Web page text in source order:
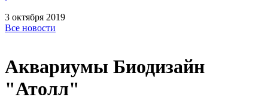
3 октября 2019
Все новости
Аквариумы Биодизайн
"Атолл"